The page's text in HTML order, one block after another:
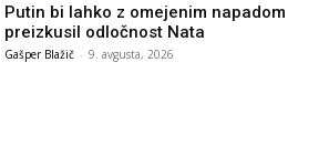
Putin bi lahko z omejenim napadom
preizkusil odločnost Nata
Gašper Blažič - 9. avgusta, 2026